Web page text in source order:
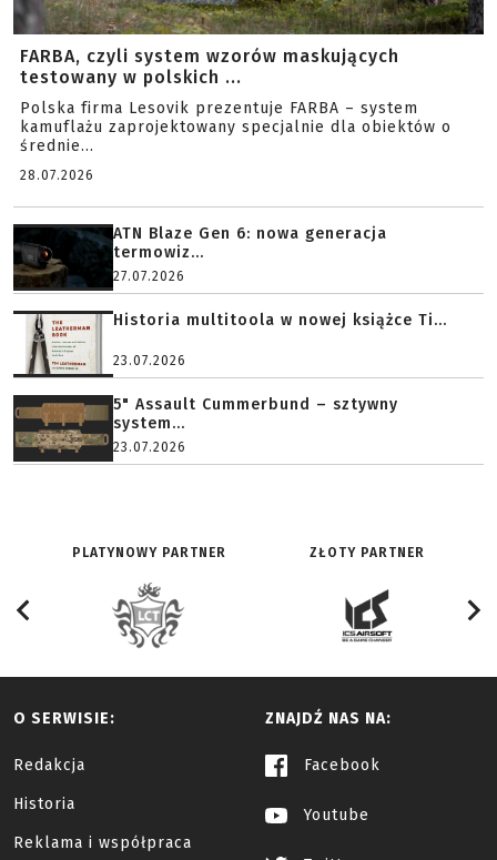
FARBA, czyli system wzorów maskujących
testowany w polskich ...
Polska firma Lesovik prezentuje FARBA – system
kamuflażu zaprojektowany specjalnie dla obiektów o
średnie...
28.07.2026
ATN Blaze Gen 6: nowa generacja
termowiz...
27.07.2026
Historia multitoola w nowej książce Ti...
23.07.2026
5" Assault Cummerbund – sztywny
system...
23.07.2026
PLATYNOWY PARTNER ZŁOTY PARTNER
O SERWISIE:
Redakcja
Historia
Reklama i współpraca
ZNAJDŹ NAS NA:
Facebook
Youtube